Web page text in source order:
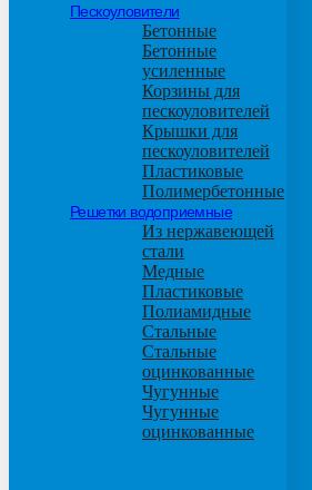
Пескоуловители
Бетонные
Бетонные
усиленные
Корзины для
пескоуловителей
Крышки для
пескоуловителей
Пластиковые
Полимербетонные
Решетки водоприемные
Из нержавеющей
стали
Медные
Пластиковые
Полиамидные
Стальные
Стальные
оцинкованные
Чугунные
Чугунные
оцинкованные